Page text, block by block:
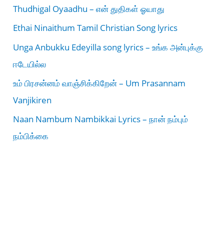
Thudhigal Oyaadhu – என் துதிகள் ஓயாது
Ethai Ninaithum Tamil Christian Song lyrics
Unga Anbukku Edeyilla song lyrics – உங்க அன்புக்கு
ஈடேயில்ல
உம் பிரசன்னம் வாஞ்சிக்கிறேன் – Um Prasannam
Vanjikiren
Naan Nambum Nambikkai Lyrics – நான் நம்பும்
நம்பிக்கை